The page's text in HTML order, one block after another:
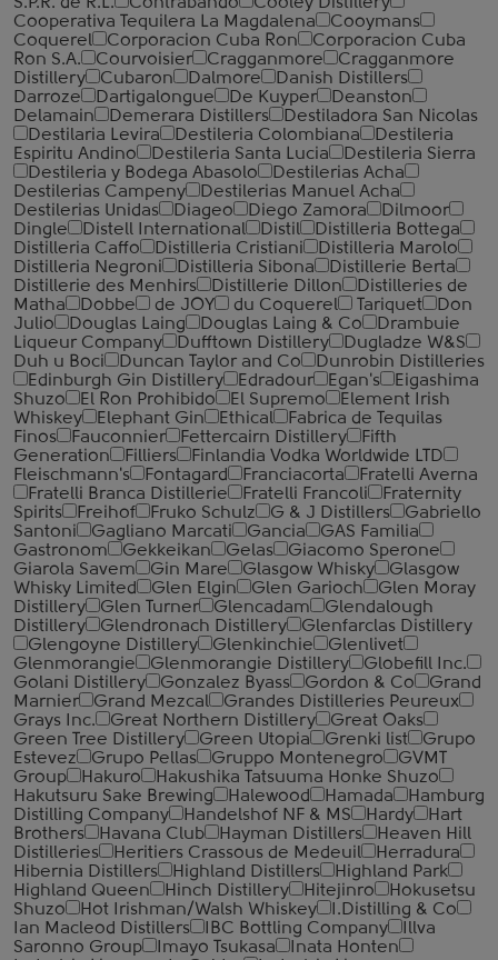
Cooperativa Tequilera La Magdalena
Cooymans
Coquerel
Corporacion Cuba Ron
Corporacion Cuba
Ron S.A.
Courvoisier Cragganmore
Cragganmore
Distillery
Cubaron Dalmore
Danish Distillers
Darroze
Dartigalongue De Kuyper
Deanston
Delamain
Demerara Distillers
Destiladora San Nicolas
Destilaria Levira
Destileria Colombiana
Destileria
Espiritu Andino
Destileria Santa Lucia
Destileria Sierra
Destileria y Bodega Abasolo
Destilerias Acha
Destilerias Campeny
Destilerias Manuel Acha
Destilerias Unidas
Diageo Diego Zamora
Dilmoor
Dingle
Distell International Distil
Distilleria Bottega
Distilleria Caffo
Distilleria Cristiani
Distilleria Marolo
Distilleria Negroni
Distilleria Sibona
Distillerie Berta
Distillerie des Menhirs
Distillerie Dillon
Distilleries de
Matha
Dobbe de JOY du Coquerel Tariquet
Don
Julio
Douglas Laing Douglas Laing & Co
Drambuie
Liqueur Company
Dufftown Distillery
Dugladze W&S
Duh u Boci
Duncan Taylor and Co
Dunrobin Distilleries
Edinburgh Gin Distillery
Edradour Egan's
Eigashima
Shuzo
El Ron Prohibido El Supremo
Element Irish
Whiskey
Elephant Gin Ethical
Fabrica de Tequilas
Finos
Fauconnier Fettercairn Distillery
Fifth
Generation
Filliers
Finlandia Vodka Worldwide LTD
Fleischmann's
Fontagard Franciacorta
Fratelli Averna
Fratelli Branca Distillerie
Fratelli ‎Francoli
Fraternity
Spirits
Freihof Fruko Schulz G & J Distillers
Gabriello
Santoni
Gagliano Marcati Gancia
GAS Familia
Gastronom
Gekkeikan Gelas
Giacomo Sperone
Giarola Savem
Gin Mare Glasgow Whisky
Glasgow
Whisky Limited
Glen Elgin Glen Garioch
Glen Moray
Distillery
Glen Turner Glencadam
Glendalough
Distillery
Glendronach Distillery
Glenfarclas Distillery
Glengoyne Distillery
Glenkinchie
Glenlivet
Glenmorangie
Glenmorangie Distillery
Globefill Inc.
Golani Distillery
Gonzalez Byass Gordon & Co
Grand
Marnier
Grand Mezcal
Grandes Distilleries Peureux
Grays Inc.
Great Northern Distillery
Great Oaks
Green Tree Distillery
Green Utopia Grenki list
Grupo
Estevez
Grupo Pellas Gruppo Montenegro
GVMT
Group
Hakuro
Hakushika Tatsuuma Honke Shuzo
Hakutsuru Sake Brewing
Halewood Hamada
Hamburg
Distilling Company
Handelshof NF & MS Hardy
Hart
Brothers
Havana Club Hayman Distillers
Heaven Hill
Distilleries
Heritiers Crassous de Medeuil
Herradura
Hibernia Distillers
Highland Distillers
Highland Park
Highland Queen
Hinch Distillery Hitejinro
Hokusetsu
Shuzo
Hot Irishman/Walsh Whiskey
I.Distilling & Co
Ian Macleod Distillers
IBC Bottling Company
Illva
Saronno Group
Imayo Tsukasa
Inata Honten